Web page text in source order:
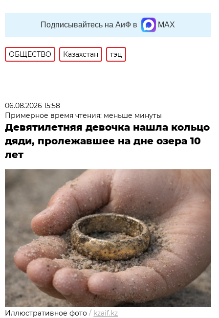
Подписывайтесь на АиФ в MAX
ОБЩЕСТВО Казахстан тэц
06.08.2026 15:58
Примерное время чтения: меньше минуты
Девятилетняя девочка нашла кольцо
дяди, пролежавшее на дне озера 10
лет
Иллюстративное фото / kzaif.kz